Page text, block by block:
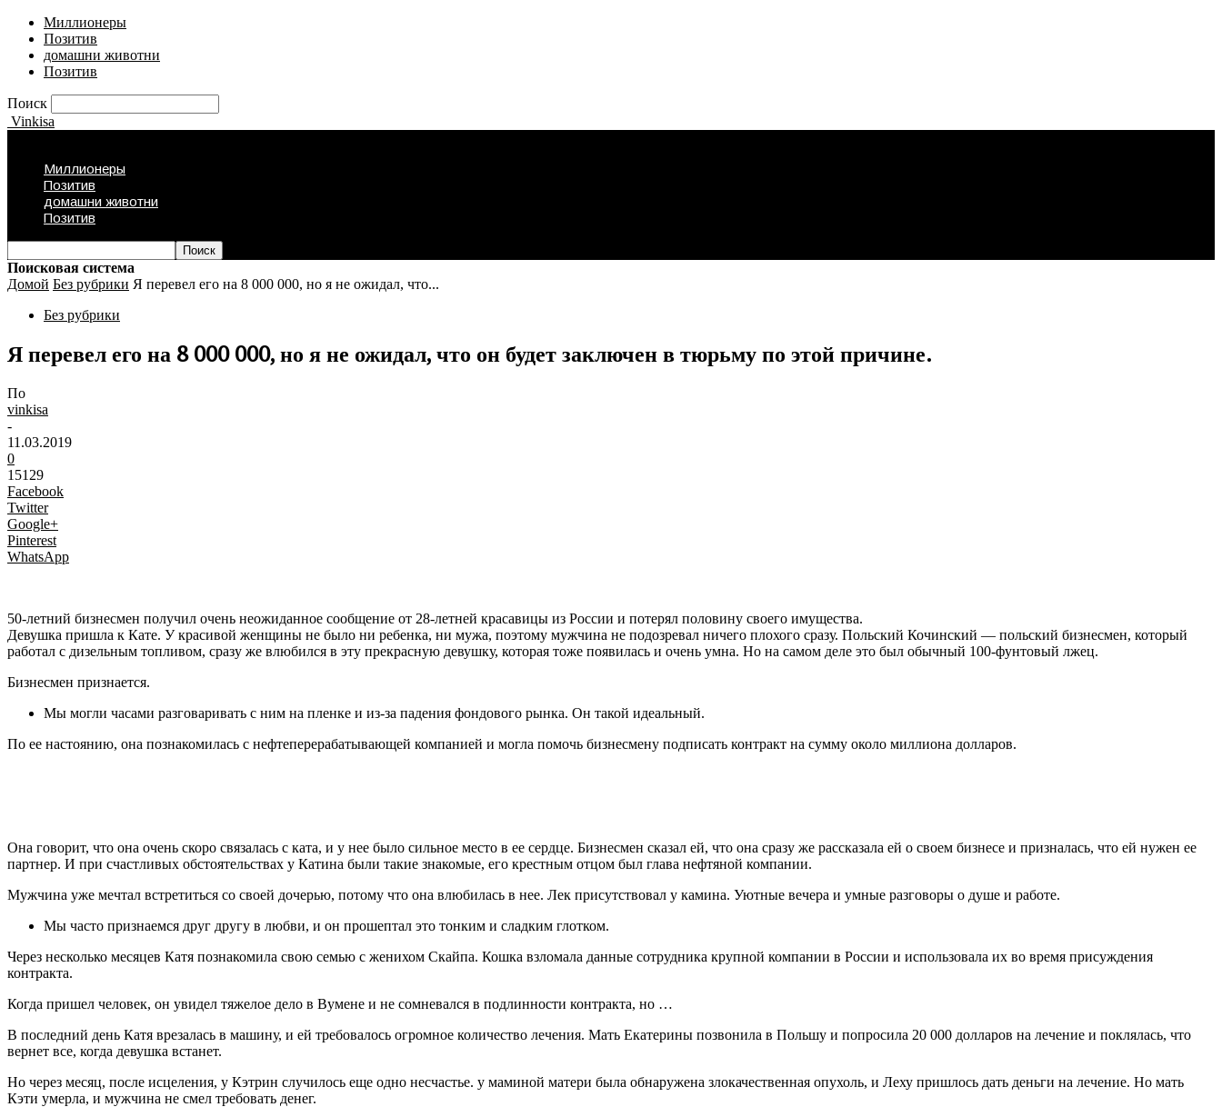
Миллионеры
Позитив
домашни животни
Позитив
Поиск
Vinkisa
Миллионеры
Позитив
домашни животни
Позитив
Поисковая система
Домой Без рубрики Я перевел его на 8 000 000, но я не ожидал, что...
Без рубрики
Я перевел его на 8 000 000, но я не ожидал, что он будет заключен в тюрьму по этой причине.
По
vinkisa
-
11.03.2019
0
15129
Facebook
Twitter
Google+
Pinterest
WhatsApp
50-летний бизнесмен получил очень неожиданное сообщение от 28-летней красавицы из России и потерял половину своего имущества.
Девушка пришла к Кате. У красивой женщины не было ни ребенка, ни мужа, поэтому мужчина не подозревал ничего плохого сразу. Польский Кочинский — польский бизнесмен, который
работал с дизельным топливом, сразу же влюбился в эту прекрасную девушку, которая тоже появилась и очень умна. Но на самом деле это был обычный 100-фунтовый лжец.
Бизнесмен признается.
Мы могли часами разговаривать с ним на пленке и из-за падения фондового рынка. Он такой идеальный.
По ее настоянию, она познакомилась с нефтеперерабатывающей компанией и могла помочь бизнесмену подписать контракт на сумму около миллиона долларов.
Она говорит, что она очень скоро связалась с ката, и у нее было сильное место в ее сердце. Бизнесмен сказал ей, что она сразу же рассказала ей о своем бизнесе и призналась, что ей нужен ее
партнер. И при счастливых обстоятельствах у Катина были такие знакомые, его крестным отцом был глава нефтяной компании.
Мужчина уже мечтал встретиться со своей дочерью, потому что она влюбилась в нее. Лек присутствовал у камина. Уютные вечера и умные разговоры о душе и работе.
Мы часто признаемся друг другу в любви, и он прошептал это тонким и сладким глотком.
Через несколько месяцев Катя познакомила свою семью с женихом Скайпа. Кошка взломала данные сотрудника крупной компании в России и использовала их во время присуждения
контракта.
Когда пришел человек, он увидел тяжелое дело в Вумене и не сомневался в подлинности контракта, но …
В последний день Катя врезалась в машину, и ей требовалось огромное количество лечения. Мать Екатерины позвонила в Польшу и попросила 20 000 долларов на лечение и поклялась, что
вернет все, когда девушка встанет.
Но через месяц, после исцеления, у Кэтрин случилось еще одно несчастье. у маминой матери была обнаружена злокачественная опухоль, и Леху пришлось дать деньги на лечение. Но мать
Кэти умерла, и мужчина не смел требовать денег.